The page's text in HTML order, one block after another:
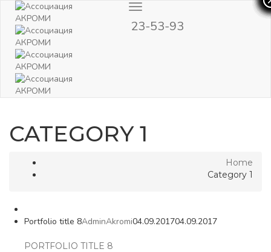
Toggle
Navigation
23-53-93
CATEGORY 1
Home
Category 1
Portfolio title 8AdminAkromi04.09.201704.09.2017
PORTFOLIO TITLE 8